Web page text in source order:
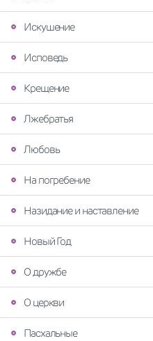
Искушение
Исповедь
Крещение
Лжебратья
Любовь
На погребение
Назидание и наставление
Новый Год
О дружбе
О церкви
Пасхальные